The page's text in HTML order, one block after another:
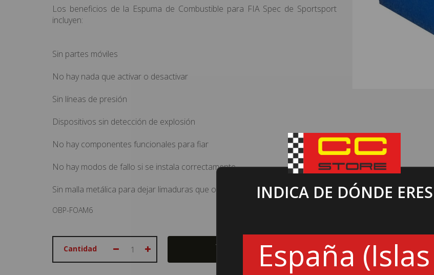
INDICA DE DÓNDE ERES
España (Islas
Los beneficios de la Espuma de Combustible para FIA Spec de Sportsport
incluyen:
Sin partes móviles
No hay nada que activar o desactivar
Sin líneas de presión
Dispositivos sin detección de explosión
No hay componentes funcionales para fiar
No hay modos de fallo si se instala correctamente
Sin malla metálica para dejar limaduras que obstruyan filtros e inyectores
OBP-FOAM6
Cantidad Añadir a la cesta